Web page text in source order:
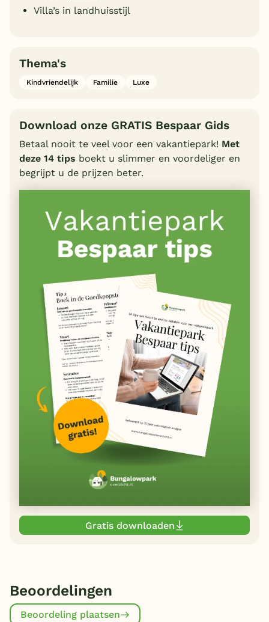
Villa’s in landhuisstijl
Thema's
Kindvriendelijk Familie Luxe
Download onze GRATIS Bespaar Gids
Betaal nooit te veel voor een vakantiepark! Met
deze 14 tips boekt u slimmer en voordeliger en
begrijpt u de prijzen beter.
Gratis downloaden
Beoordelingen
Beoordeling plaatsen